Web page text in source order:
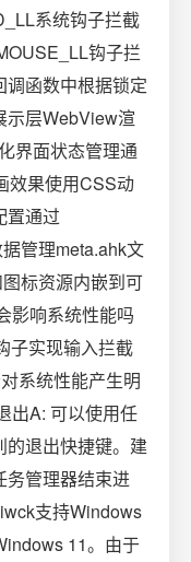
系统钩子拦截
钩子拦
函数中根据锁定
示层WebView渲
界面状态管理通
效果使用CSS动
置通过
管理meta.ahk文
标资源内嵌到可
影响系统性能吗
子实现输入拦截
系统性能产生明
出A: 可以使用任
的退出快捷键。建
管理器结束进
支持Windows
11。由于